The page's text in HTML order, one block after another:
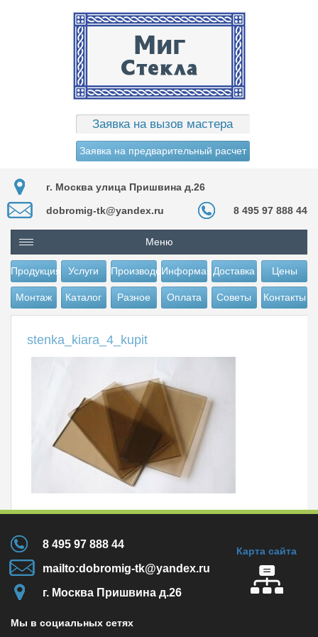
Заявка на вызов мастера
Заявка на предварительный расчет
г. Москва улица Пришвина д.26
dobromig-tk@yandex.ru 8 495 97 888 44
Меню
Продукция Услуги ПроизводствоИнформацияДоставка Цены
Монтаж Каталог Разное Оплата Советы Контакты
stenka_kiara_4_kupit
8 495 97 888 44
mailto:dobromig-tk@yandex.ru
г. Москва Пришвина д.26
Карта сайта
Мы в социальных сетях